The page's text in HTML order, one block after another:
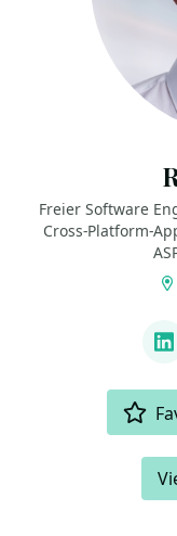
Freier Software
Cross-Platform-